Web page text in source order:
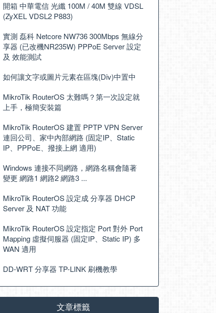
開箱 中華電信 光纖 100M / 40M 雙線 VDSL
(ZyXEL VDSL2 P883)
實測 磊科 Netcore NW736 300Mbps 無線分
享器 (已改機NR235W) PPPoE Server 設定
及 效能測試
如何讓文字或圖片元素在區塊(Div)中置中
MikroTik RouterOS 太難嗎？第一次設定就
上手，極簡安裝篇
MikroTik RouterOS 建置 PPTP VPN Server
連回公司、家中內部網路 (固定IP、Static
IP、PPPoE、撥接上網 適用)
Windows 連接不同網路，網路名稱會隨著
變更 網路1 網路2 網路3 ...
MikroTik RouterOS 設定成 分享器 DHCP
Server 及 NAT 功能
MikroTik RouterOS 設定指定 Port 對外 Port
Mapping 虛擬伺服器 (固定IP、Static IP) 多
WAN 適用
DD-WRT 分享器 TP-LINK 刷機教學
文章標籤